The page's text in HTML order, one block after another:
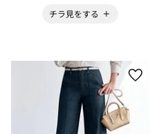
チラ見をする